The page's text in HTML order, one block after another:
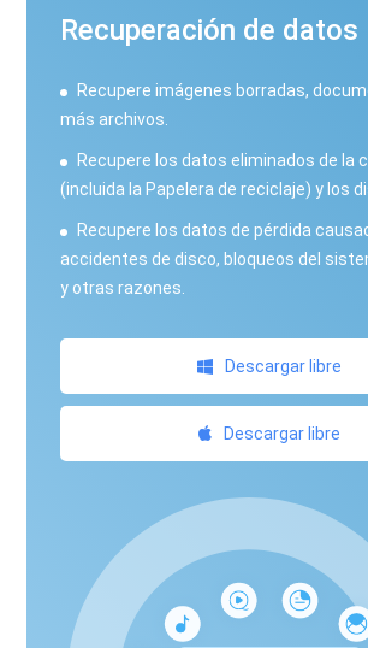
Recuperación de datos
Recupere imágenes borradas,
más archivos.
Recupere los datos eliminados de la
(incluida la Papelera de reciclaje) y los
Recupere los datos de pérdida
accidentes de disco, bloqueos del
y otras razones.
Descargar libre
Descargar libre